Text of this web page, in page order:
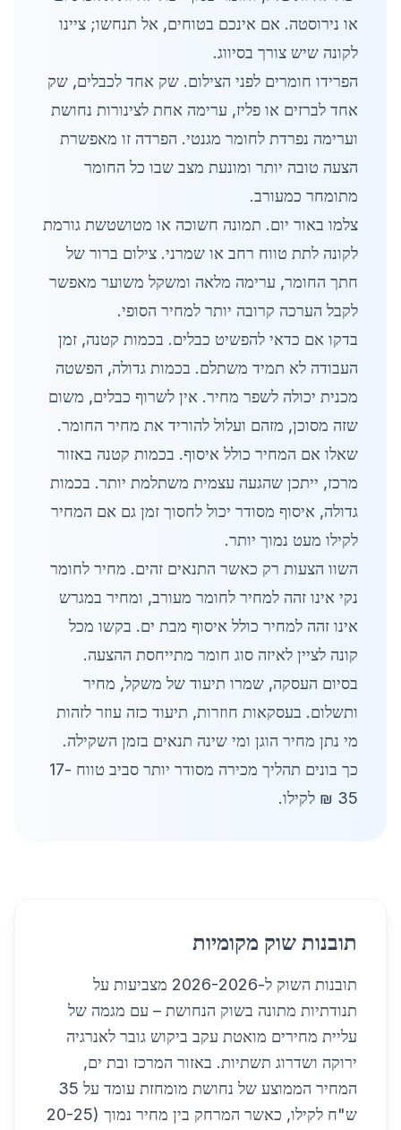
או נירוסטה. אם אינכם בטוחים, אל תנחשו; ציינו
לקונה שיש צורך בסיווג.
הפרידו חומרים לפני הצילום. שק אחד לכבלים, שק
אחד לברזים או פליז, ערימה אחת לצינורות נחושת
וערימה נפרדת לחומר מגנטי. הפרדה זו מאפשרת
הצעה טובה יותר ומונעת מצב שבו כל החומר
מתומחר כמעורב.
צלמו באור יום. תמונה חשוכה או מטושטשת גורמת
לקונה לתת טווח רחב או שמרני. צילום ברור של
חתך החומר, ערימה מלאה ומשקל משוער מאפשר
לקבל הערכה קרובה יותר למחיר הסופי.
בדקו אם כדאי להפשיט כבלים. בכמות קטנה, זמן
העבודה לא תמיד משתלם. בכמות גדולה, הפשטה
מכנית יכולה לשפר מחיר. אין לשרוף כבלים, משום
שזה מסוכן, מזהם ועלול להוריד את מחיר החומר.
שאלו אם המחיר כולל איסוף. בכמות קטנה באזור
מרכז, ייתכן שהגעה עצמית משתלמת יותר. בכמות
גדולה, איסוף מסודר יכול לחסוך זמן גם אם המחיר
לקילו מעט נמוך יותר.
השוו הצעות רק כאשר התנאים זהים. מחיר לחומר
נקי אינו זהה למחיר לחומר מעורב, ומחיר במגרש
אינו זהה למחיר כולל איסוף מבת ים. בקשו מכל
קונה לציין לאיזה סוג חומר מתייחסת ההצעה.
בסיום העסקה, שמרו תיעוד של משקל, מחיר
ותשלום. בעסקאות חוזרות, תיעוד כזה עוזר לזהות
מי נתן מחיר הוגן ומי שינה תנאים בזמן השקילה.
כך בונים תהליך מכירה מסודר יותר סביב טווח 17-
35 ₪ לקילו.
תובנות שוק מקומיות
תובנות השוק ל-2026-2026 מצביעות על
תנודתיות מתונה בשוק הנחושת – עם מגמה של
עליית מחירים מואטת עקב ביקוש גובר לאנרגיה
ירוקה ושדרוג תשתיות. באזור המרכז ובת ים,
המחיר הממוצע של נחושת מומחזת עומד על 35
ש"ח לקילו, כאשר המרחק בין מחיר נמוך (20-25